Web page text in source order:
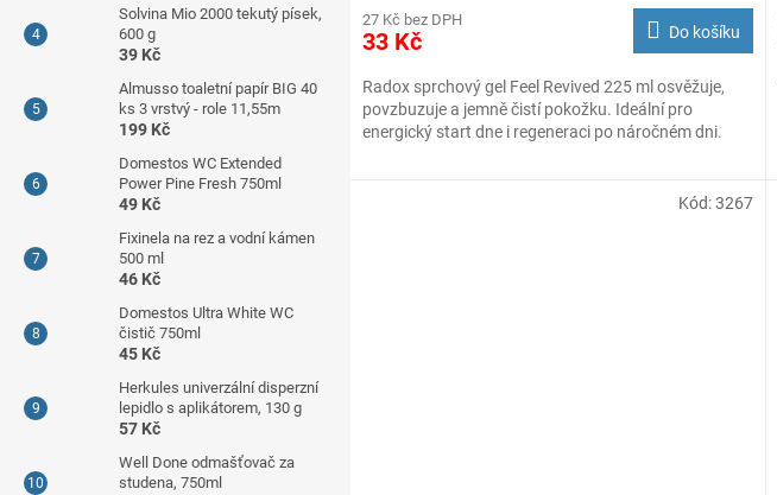
Solvina Mio 2000 tekutý písek,
600 g
39 Kč
Almusso toaletní papír BIG 40
ks 3 vrstvý - role 11,55m
199 Kč
Domestos WC Extended
Power Pine Fresh 750ml
49 Kč
Fixinela na rez a vodní kámen
500 ml
46 Kč
Domestos Ultra White WC
čistič 750ml
45 Kč
Herkules univerzální disperzní
lepidlo s aplikátorem, 130 g
57 Kč
Well Done odmašťovač za
studena, 750ml
27 Kč bez DPH
33 Kč Do košíku
Radox sprchový gel Feel Revived 225 ml osvěžuje,
povzbuzuje a jemně čistí pokožku. Ideální pro
energický start dne i regeneraci po náročném dni.
Kód:3267